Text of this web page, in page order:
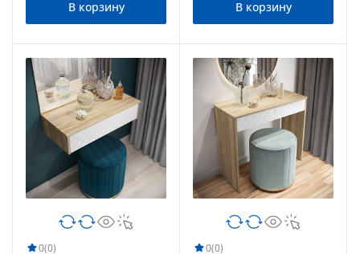
В корзину
В корзину
0(0) 0(0)